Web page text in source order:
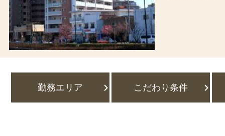
勤務エリア こだわり条件